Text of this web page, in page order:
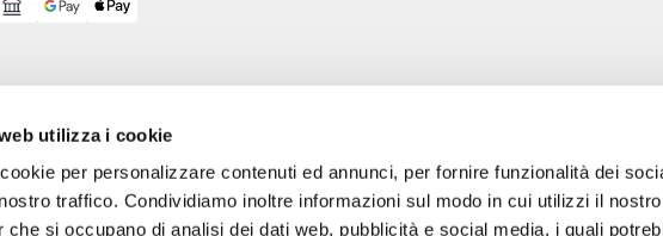
utilizza i cookie
per personalizzare contenuti ed annunci, per fornire funzionalità dei
traffico. Condividiamo inoltre informazioni sul modo in cui utilizzi il
che si occupano di analisi dei dati web, pubblicità e social media, i quali